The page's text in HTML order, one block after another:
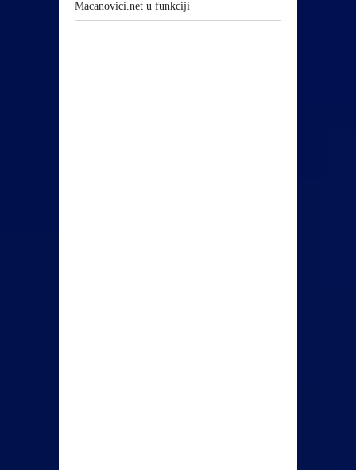
Macanovici.net u funkciji